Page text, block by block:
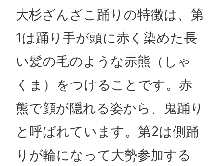
大杉ざんざこ踊りの特徴は、第
1は踊り手が頭に赤く染めた長
い髪の毛のような赤熊（しゃ
くま）をつけることです。赤
熊で顔が隠れる姿から、鬼踊り
と呼ばれています。第2は側踊
りが輪になって大勢参加する